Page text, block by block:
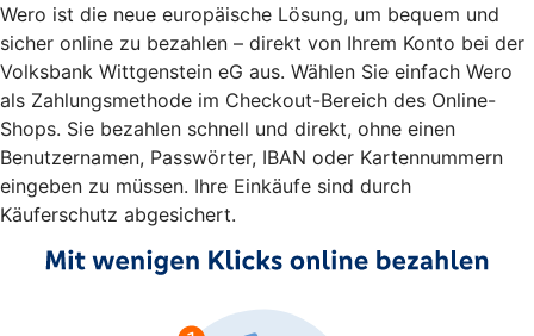
Wero ist die neue europäische Lösung, um bequem und
sicher online zu bezahlen – direkt von Ihrem Konto bei der
Volksbank Wittgenstein eG aus. Wählen Sie einfach Wero
als Zahlungsmethode im Checkout-Bereich des Online-
Shops. Sie bezahlen schnell und direkt, ohne einen
Benutzernamen, Passwörter, IBAN oder Kartennummern
eingeben zu müssen. Ihre Einkäufe sind durch
Käuferschutz abgesichert.